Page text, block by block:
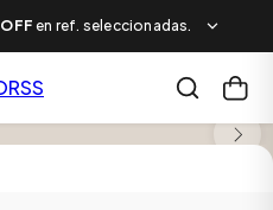
en ref. seleccionadas.